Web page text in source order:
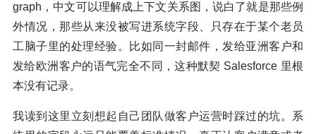
graph，中文可以理解成上下文关系图，说白了就是那些例
外情况，那些从来没被写进系统字段、只存在于某个老员
工脑子里的处理经验。比如同一封邮件，发给亚洲客户和
发给欧洲客户的语气完全不同，这种默契 Salesforce 里根
本没有记录。
我读到这里立刻想起自己团队做客户运营时踩过的坑。系